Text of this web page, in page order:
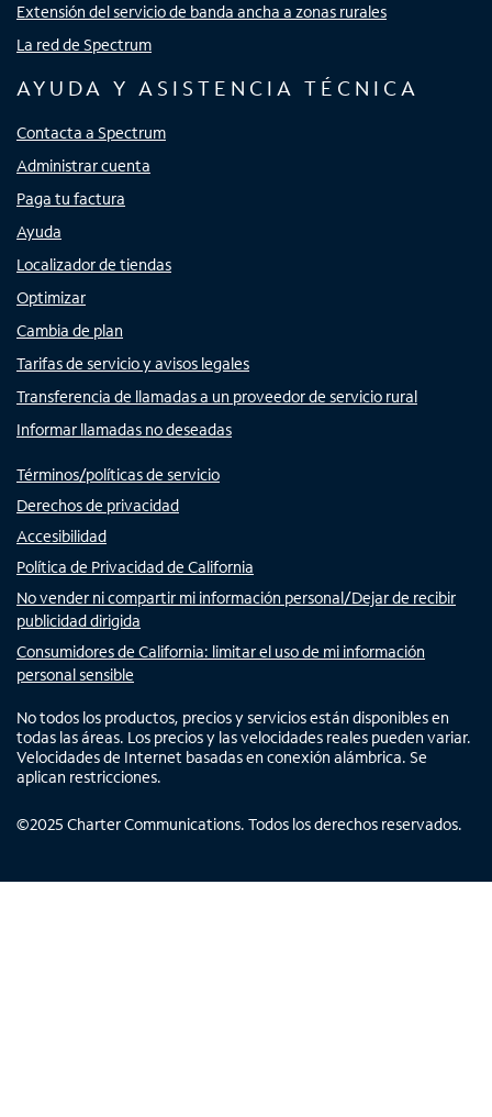
Extensión del servicio de banda ancha a zonas rurales
La red de Spectrum
AYUDA Y ASISTENCIA TÉCNICA
Contacta a Spectrum
Administrar cuenta
Paga tu factura
Ayuda
Localizador de tiendas
Optimizar
Cambia de plan
Tarifas de servicio y avisos legales
Transferencia de llamadas a un proveedor de servicio rural
Informar llamadas no deseadas
Términos/políticas de servicio
Derechos de privacidad
Accesibilidad
Política de Privacidad de California
No vender ni compartir mi información personal/Dejar de recibir
publicidad dirigida
Consumidores de California: limitar el uso de mi información
personal sensible
No todos los productos, precios y servicios están disponibles en
todas las áreas. Los precios y las velocidades reales pueden variar.
Velocidades de Internet basadas en conexión alámbrica. Se
aplican restricciones.
©2025 Charter Communications. Todos los derechos reservados.